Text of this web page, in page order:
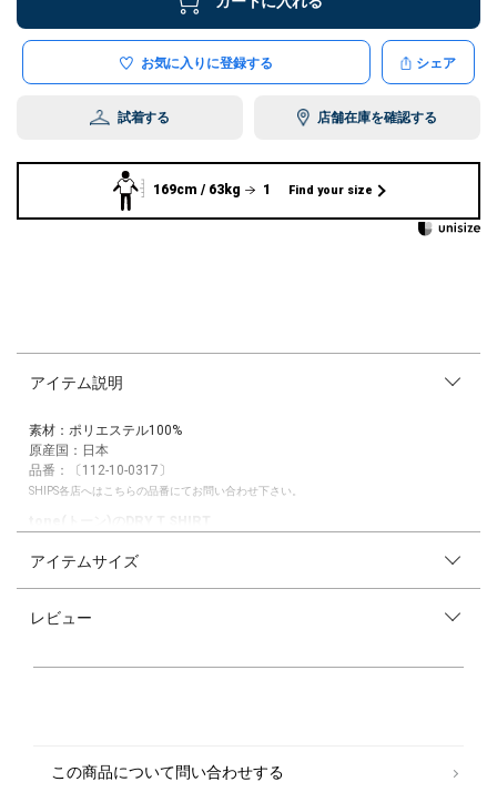
お気に入りに登録する シェア
試着する 店舗在庫を確認する
169cm / 63kg 1 Find your size
アイテム説明
素材：ポリエステル100%
原産国：日本
品番：〔112-10-0317〕
SHIPS各店へはこちらの品番にてお問い合わせ下さい。
【素材特性】
レギュラーサイジングのシルエットで、首元の詰まったオーセンティック
TO-SS26-TEE02
アイテムサイズ
レビュー
この商品について問い合わせする